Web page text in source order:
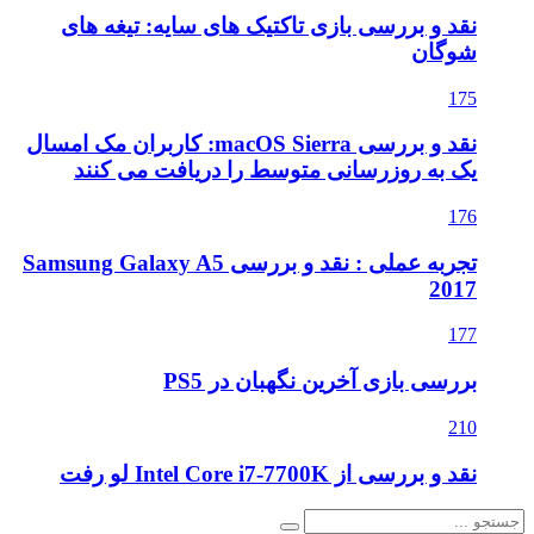
نقد و بررسی بازی تاکتیک های سایه: تیغه های
شوگان
نقد و بررسی macOS Sierra: کاربران مک امسال
یک به روزرسانی متوسط را دریافت می کنند
تجربه عملی : نقد و بررسی Samsung Galaxy A5
2017
بررسی بازی آخرین نگهبان در PS5
نقد و بررسی از Intel Core i7-7700K لو رفت